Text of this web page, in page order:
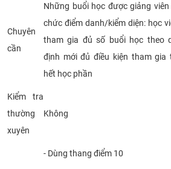
Chuyên
cần
Những buổi học được giảng
chức điểm danh/kiểm diện: học
tham gia đủ số buổi học theo
định mới đủ điều kiện tham gia
hết học phần
Kiểm tra
thường
xuyên
Không
- Dùng thang điểm 10